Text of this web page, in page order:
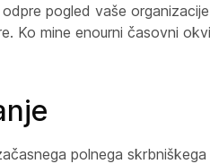
pogled vaše
Ko mine enourni časovni
polnega